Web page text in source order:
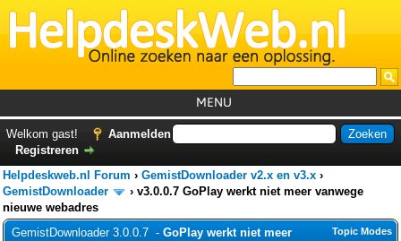
MENU
Foutcodes
Helpdesks
Welkom gast!
Aanmelden
Registreren
Helpdeskweb.nl Forum › GemistDownloader v2.x en v3.x ›
GemistDownloader
› v3.0.0.7 GoPlay werkt niet meer vanwege
nieuwe webadres
Topic Modes
GemistDownloader 3.0.0.7 - GoPlay werkt niet meer